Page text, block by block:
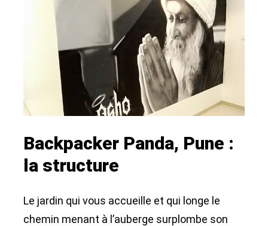
Backpacker Panda, Pune :
la structure
Le jardin qui vous accueille et qui longe le
chemin menant à l’auberge surplombe son